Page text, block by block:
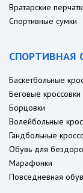
Вратарские
Спортивные сумки
СПОРТИВНАЯ
Баскетбольные
Беговые кроссовки
Борцовки
Волейбольные
Гандбольные
Обувь для
Марафонки
Повседневная